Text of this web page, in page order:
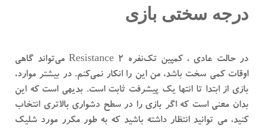
درجه سختی بازی
در حالت عادی ، کمپین تک‌نفره Resistance 2 می‌تواند گاهی
اوقات کمی سخت باشد، من این را انکار نمی‌کنم. در بیشتر موارد،
بازی از ابتدا تا انتها یک پیشرفت ثابت است. بدیهی است که این
بدان معنی است که اگر بازی را در سطح دشواری بالاتری انتخاب
کنید، می توانید انتظار داشته باشید که به طور مکرر مورد شلیک